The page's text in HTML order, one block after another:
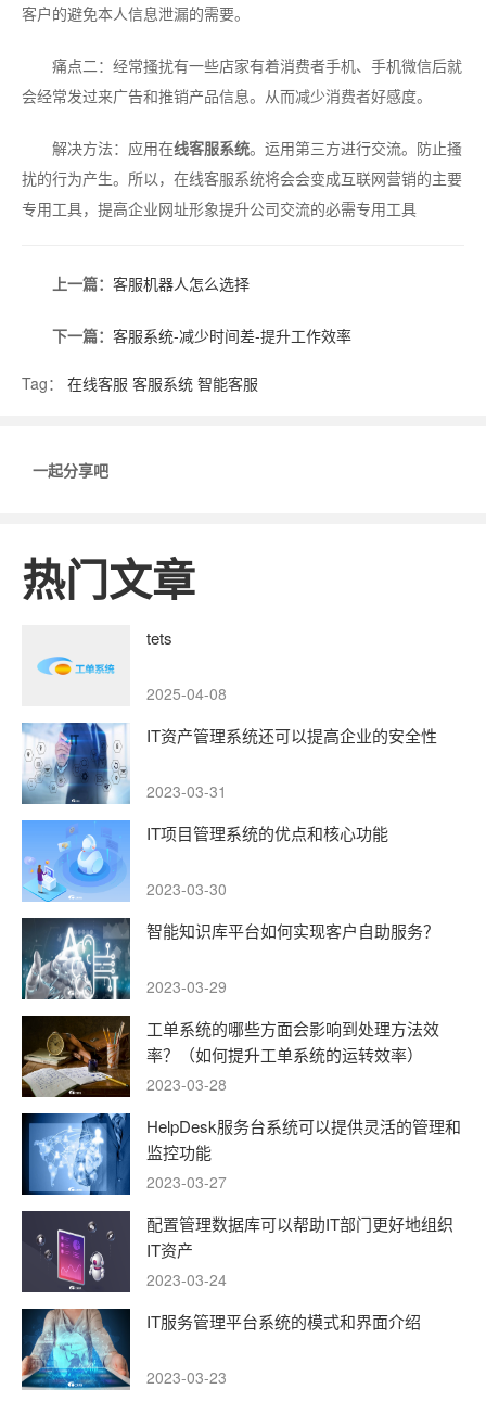
客户的避免本人信息泄漏的需要。
痛点二：经常搔扰有一些店家有着消费者手机、手机微信后就
会经常发过来广告和推销产品信息。从而减少消费者好感度。
解决方法：应用在线客服系统。运用第三方进行交流。防止搔
扰的行为产生。所以，在线客服系统将会会变成互联网营销的主要
专用工具，提高企业网址形象提升公司交流的必需专用工具
上一篇： 客服机器人怎么选择
下一篇： 客服系统-减少时间差-提升工作效率
Tag： 在线客服 客服系统 智能客服
一起分享吧
热门文章
tets
2025-04-08
IT资产管理系统还可以提高企业的安全性
2023-03-31
IT项目管理系统的优点和核心功能
2023-03-30
智能知识库平台如何实现客户自助服务？
2023-03-29
工单系统的哪些方面会影响到处理方法效
率？（如何提升工单系统的运转效率）
2023-03-28
HelpDesk服务台系统可以提供灵活的管理和
监控功能
2023-03-27
配置管理数据库可以帮助IT部门更好地组织
IT资产
2023-03-24
IT服务管理平台系统的模式和界面介绍
2023-03-23